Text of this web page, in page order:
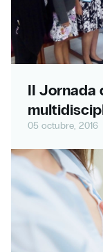
II Jornada
05 octubre, 2016